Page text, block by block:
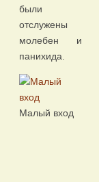
были
отслужены
молебен и
панихида.
Малый вход